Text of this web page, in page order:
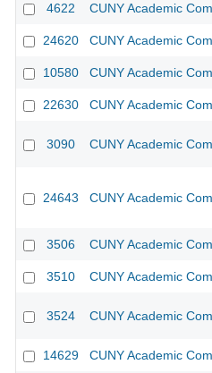
4622 CUNY Academic
24620 CUNY Academic
10580 CUNY Academic
22630 CUNY Academic
3090 CUNY Academic
24643 CUNY Academic
3506 CUNY Academic
3510 CUNY Academic
3524 CUNY Academic
14629 CUNY Academic